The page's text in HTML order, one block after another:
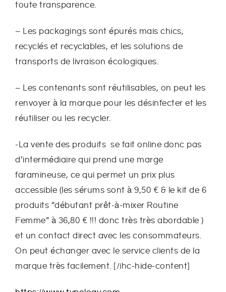
toute transparence.
– Les packagings sont épurés mais chics,
recyclés et recyclables, et les solutions de
transports de livraison écologiques.
– Les contenants sont réutilisables, on peut les
renvoyer à la marque pour les désinfecter et les
réutiliser ou les recycler.
-La vente des produits se fait online donc pas
d’intermédiaire qui prend une marge
faramineuse, ce qui permet un prix plus
accessible (les sérums sont à 9,50 € & le kit de 6
produits “débutant prêt-à-mixer Routine
Femme” à 36,80 € !!! donc très très abordable )
et un contact direct avec les consommateurs.
On peut échanger avec le service clients de la
marque très facilement. [/ihc-hide-content]